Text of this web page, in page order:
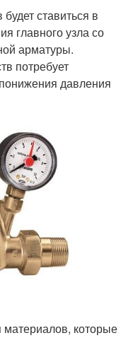
ставиться в
главного узла со
арматуры.
потребует
давления
которые